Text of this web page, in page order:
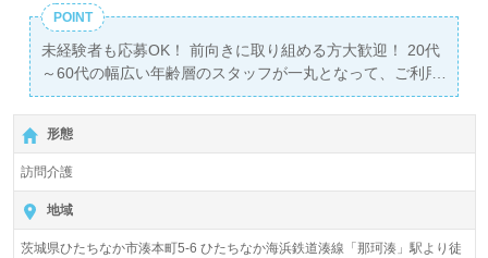
POINT
未経験者も応募OK！ 前向きに取り組める方大歓迎！ 20代
～60代の幅広い年齢層のスタッフが一丸となって、ご利用
者様のより良い暮らしを支援しています☆
形態
訪問介護
地域
茨城県ひたちなか市湊本町5-6 ひたちなか海浜鉄道湊線「那珂湊」駅より徒